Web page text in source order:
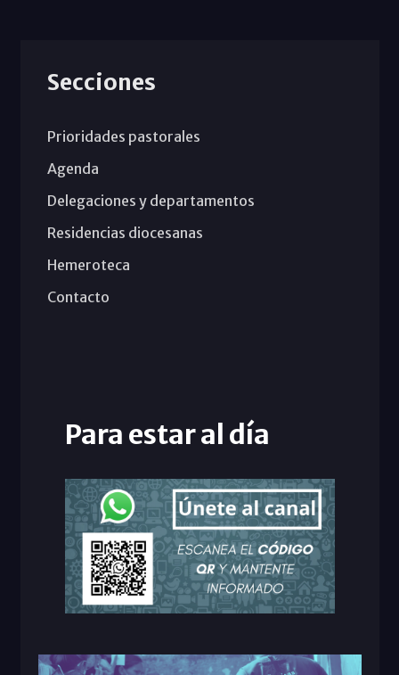
Secciones
Prioridades pastorales
Agenda
Delegaciones y departamentos
Residencias diocesanas
Hemeroteca
Contacto
Para estar al día